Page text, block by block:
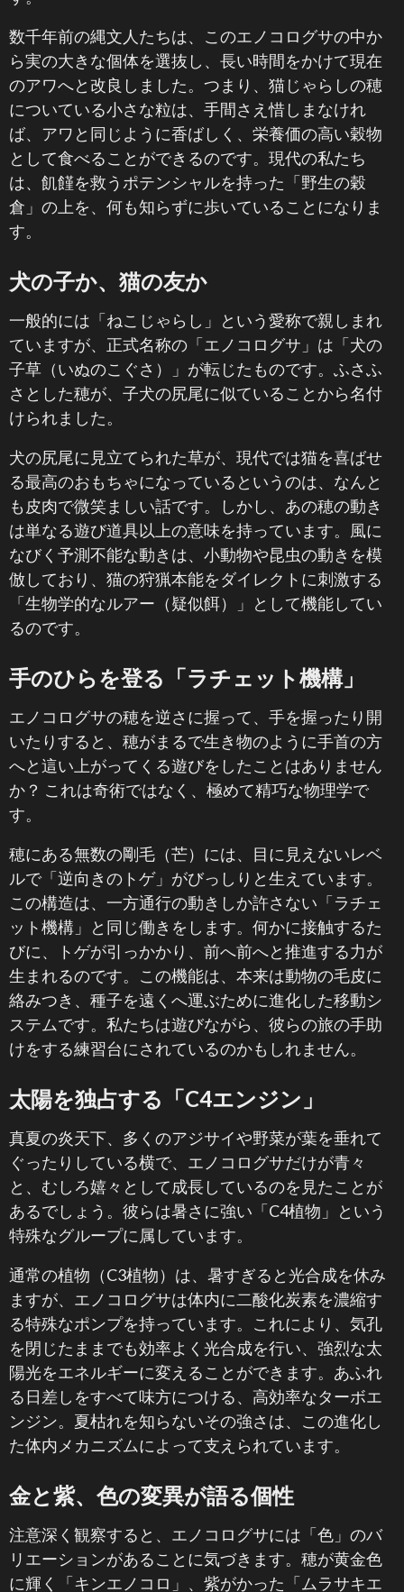
数千年前の縄文人たちは、このエノコログサの中か
ら実の大きな個体を選抜し、長い時間をかけて現在
のアワへと改良しました。つまり、猫じゃらしの穂
についている小さな粒は、手間さえ惜しまなけれ
ば、アワと同じように香ばしく、栄養価の高い穀物
として食べることができるのです。現代の私たち
は、飢饉を救うポテンシャルを持った「野生の穀
倉」の上を、何も知らずに歩いていることになりま
す。
犬の子か、猫の友か
一般的には「ねこじゃらし」という愛称で親しまれ
ていますが、正式名称の「エノコログサ」は「犬の
子草（いぬのこぐさ）」が転じたものです。ふさふ
さとした穂が、子犬の尻尾に似ていることから名付
けられました。
犬の尻尾に見立てられた草が、現代では猫を喜ばせ
る最高のおもちゃになっているというのは、なんと
も皮肉で微笑ましい話です。しかし、あの穂の動き
は単なる遊び道具以上の意味を持っています。風に
なびく予測不能な動きは、小動物や昆虫の動きを模
倣しており、猫の狩猟本能をダイレクトに刺激する
「生物学的なルアー（疑似餌）」として機能してい
るのです。
手のひらを登る「ラチェット機構」
エノコログサの穂を逆さに握って、手を握ったり開
いたりすると、穂がまるで生き物のように手首の方
へと這い上がってくる遊びをしたことはありません
か？ これは奇術ではなく、極めて精巧な物理学で
す。
穂にある無数の剛毛（芒）には、目に見えないレベ
ルで「逆向きのトゲ」がびっしりと生えています。
この構造は、一方通行の動きしか許さない「ラチェ
ット機構」と同じ働きをします。何かに接触するた
びに、トゲが引っかかり、前へ前へと推進する力が
生まれるのです。この機能は、本来は動物の毛皮に
絡みつき、種子を遠くへ運ぶために進化した移動シ
ステムです。私たちは遊びながら、彼らの旅の手助
けをする練習台にされているのかもしれません。
太陽を独占する「C4エンジン」
真夏の炎天下、多くのアジサイや野菜が葉を垂れて
ぐったりしている横で、エノコログサだけが青々
と、むしろ嬉々として成長しているのを見たことが
あるでしょう。彼らは暑さに強い「C4植物」という
特殊なグループに属しています。
通常の植物（C3植物）は、暑すぎると光合成を休み
ますが、エノコログサは体内に二酸化炭素を濃縮す
る特殊なポンプを持っています。これにより、気孔
を閉じたままでも効率よく光合成を行い、強烈な太
陽光をエネルギーに変えることができます。あふれ
る日差しをすべて味方につける、高効率なターボエ
ンジン。夏枯れを知らないその強さは、この進化し
た体内メカニズムによって支えられています。
金と紫、色の変異が語る個性
注意深く観察すると、エノコログサには「色」のバ
リエーションがあることに気づきます。穂が黄金色
に輝く「キンエノコロ」、紫がかった「ムラサキエ